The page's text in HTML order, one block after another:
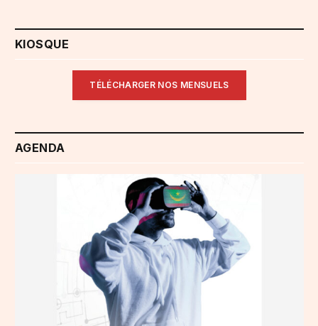
KIOSQUE
TÉLÉCHARGER NOS MENSUELS
AGENDA